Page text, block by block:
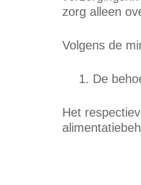
zorg alleen
Volgens de
De
Het